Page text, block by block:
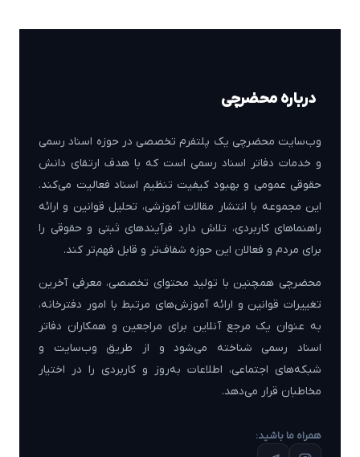
درباره محضرچی
وب‌سایت محضرچی یک پلتفرم تخصصی در حوزه اسناد رسمی
و خدمات دفاتر اسناد رسمی است که با هدف ارتقای دانش
حقوقی عمومی و بهبود کیفیت تنظیم اسناد فعالیت می‌کند.
این مجموعه با انتشار مقالات آموزشی، تحلیل قوانین و ارائه
راهنماهای کاربردی، تلاش دارد فرآیندهای ثبتی و حقوقی را
برای مردم و فعالان این حوزه شفاف‌تر و قابل فهم‌تر کند.
محضرچی همچنین با تولید محتوای تخصصی، معرفی آخرین
تغییرات قوانین و ارائه آموزش‌های مرتبط با امور دفترخانه،
به عنوان یک مرجع آنلاین برای مراجعین و همکاران دفاتر
اسناد رسمی شناخته می‌شود و از طریق وب‌سایت و
شبکه‌های اجتماعی، اطلاعات به‌روز و کاربردی را در اختیار
مخاطبان قرار می‌دهد.
همراه ما باشید: